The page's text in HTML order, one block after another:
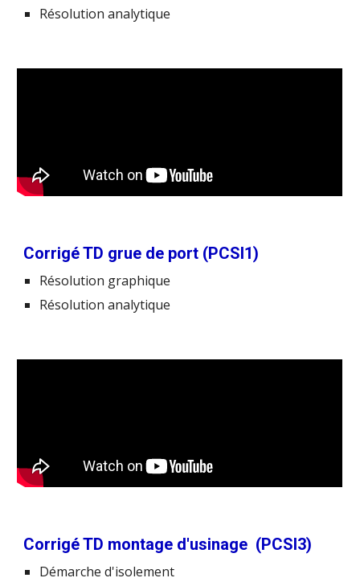
Résolution analytique
Corrigé TD grue de port (PCSI1)
Résolution graphique
Résolution analytique
Corrigé TD montage d'usinage (PCSI3)
Démarche d'isolement